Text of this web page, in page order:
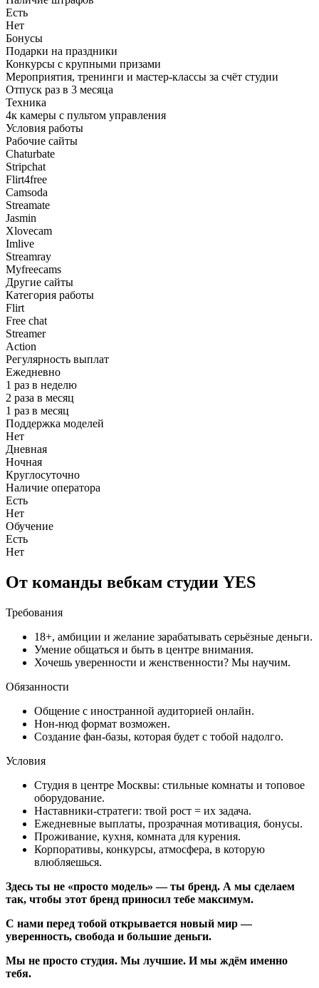
Есть
Нет
Бонусы
Подарки на праздники
Конкурсы с крупными призами
Мероприятия, тренинги и мастер-классы за счёт студии
Отпуск раз в 3 месяца
Техника
4к камеры с пультом управления
Условия работы
Рабочие сайты
Chaturbate
Stripchat
Flirt4free
Camsoda
Streamate
Jasmin
Xlovecam
Imlive
Streamray
Myfreecams
Другие сайты
Категория работы
Flirt
Free chat
Streamer
Action
Регулярность выплат
Ежедневно
1 раз в неделю
2 раза в месяц
1 раз в месяц
Поддержка моделей
Нет
Дневная
Ночная
Круглосуточно
Наличие оператора
Есть
Нет
Обучение
Есть
Нет
От команды вебкам студии YES
Требования
18+, амбиции и желание зарабатывать серьёзные деньги.
Умение общаться и быть в центре внимания.
Хочешь уверенности и женственности? Мы научим.
Обязанности
Общение с иностранной аудиторией онлайн.
Нон-нюд формат возможен.
Создание фан-базы, которая будет с тобой надолго.
Условия
Студия в центре Москвы: стильные комнаты и топовое
оборудование.
Наставники-стратеги: твой рост = их задача.
Ежедневные выплаты, прозрачная мотивация, бонусы.
Проживание, кухня, комната для курения.
Корпоративы, конкурсы, атмосфера, в которую
влюбляешься.
Здесь ты не «просто модель» — ты бренд. А мы сделаем
так, чтобы этот бренд приносил тебе максимум.
С нами перед тобой открывается новый мир —
уверенность, свобода и большие деньги.
Мы не просто студия. Мы лучшие. И мы ждём именно
тебя.